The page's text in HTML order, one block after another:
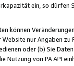
ein, so dürfen
können
nur Angaben
oder (b) Sie
Nutzung von PA API